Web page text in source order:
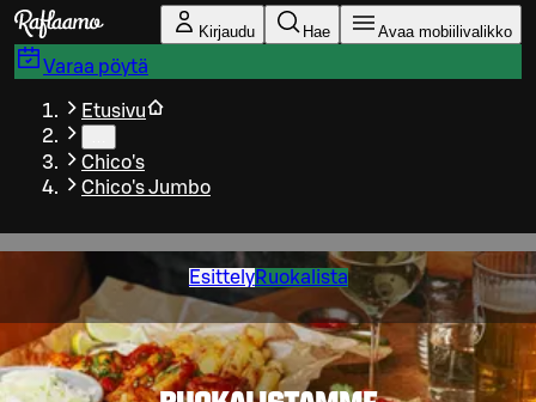
Siirry pääsisältöön
Kirjaudu Hae Avaa mobiilivalikko
Varaa pöytä
Etusivu
Chico's
Chico's Jumbo
EsittelyRuokalista